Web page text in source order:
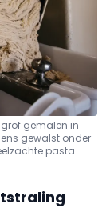
gemalen in
gewalst onder
pasta